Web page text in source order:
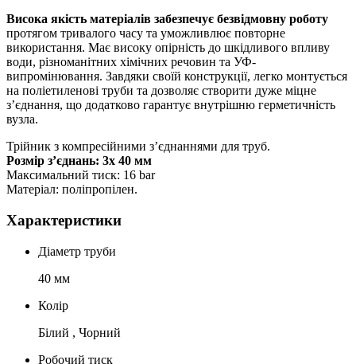
Висока якість матеріалів забезпечує безвідмовну роботу
протягом тривалого часу та уможливлює повторне
використання. Має високу опірність до шкідливого впливу
води, різноманітних хімічних речовин та УФ-
випромінювання. Завдяки своїй конструкції, легко монтується
на поліетиленові труби та дозволяє створити дуже міцне
з’єднання, що додатково гарантує внутрішню герметичність
вузла.
Трійник з компресійними з’єднаннями для труб.
Розмір з’єднань: 3х 40 мм
Максимальний тиск: 16 bar
Матеріал: поліпропілен.
Характеристики
Діаметр труби
40 мм
Колір
Білий , Чорний
Робочий тиск